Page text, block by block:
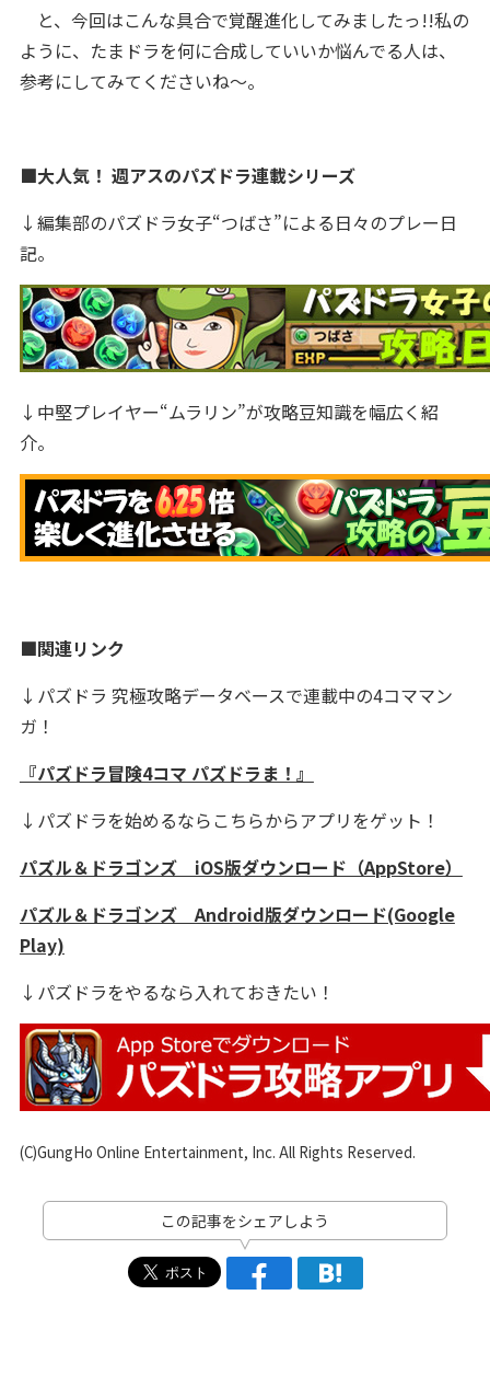
と、今回はこんな具合で覚醒進化してみましたっ!!私の
ように、たまドラを何に合成していいか悩んでる人は、
参考にしてみてくださいね〜。
■大人気！ 週アスのパズドラ連載シリーズ
↓編集部のパズドラ女子“つばさ”による日々のプレー日
記。
↓中堅プレイヤー“ムラリン”が攻略豆知識を幅広く紹
介。
■関連リンク
↓パズドラ 究極攻略データベースで連載中の4コママン
ガ！
『パズドラ冒険4コマ パズドラま！』
↓パズドラを始めるならこちらからアプリをゲット！
パズル＆ドラゴンズ iOS版ダウンロード（AppStore）
パズル＆ドラゴンズ Android版ダウンロード(Google
Play)
↓パズドラをやるなら入れておきたい！
(C)GungHo Online Entertainment, Inc. All Rights Reserved.
この記事をシェアしよう